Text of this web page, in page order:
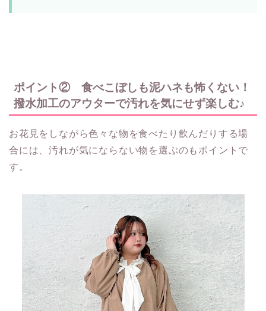
ポイント② 食べこぼしも泥ハネも怖くない！
撥水加工のアウターで汚れを気にせず楽しむ♪
お花見をしながら色々な物を食べたり飲んだりする場
合には、汚れが気にならない物を選ぶのもポイントで
す。